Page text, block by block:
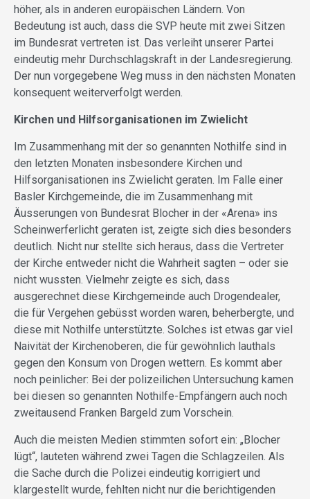
höher, als in anderen europäischen Ländern. Von
Bedeutung ist auch, dass die SVP heute mit zwei Sitzen
im Bundesrat vertreten ist. Das verleiht unserer Partei
eindeutig mehr Durchschlagskraft in der Landesregierung.
Der nun vorgegebene Weg muss in den nächsten Monaten
konsequent weiterverfolgt werden.
Kirchen und Hilfsorganisationen im Zwielicht
Im Zusammenhang mit der so genannten Nothilfe sind in
den letzten Monaten insbesondere Kirchen und
Hilfsorganisationen ins Zwielicht geraten. Im Falle einer
Basler Kirchgemeinde, die im Zusammenhang mit
Äusserungen von Bundesrat Blocher in der «Arena» ins
Scheinwerferlicht geraten ist, zeigte sich dies besonders
deutlich. Nicht nur stellte sich heraus, dass die Vertreter
der Kirche entweder nicht die Wahrheit sagten – oder sie
nicht wussten. Vielmehr zeigte es sich, dass
ausgerechnet diese Kirchgemeinde auch Drogendealer,
die für Vergehen gebüsst worden waren, beherbergte, und
diese mit Nothilfe unterstützte. Solches ist etwas gar viel
Naivität der Kirchenoberen, die für gewöhnlich lauthals
gegen den Konsum von Drogen wettern. Es kommt aber
noch peinlicher: Bei der polizeilichen Untersuchung kamen
bei diesen so genannten Nothilfe-Empfängern auch noch
zweitausend Franken Bargeld zum Vorschein.
Auch die meisten Medien stimmten sofort ein: „Blocher
lügt“, lauteten während zwei Tagen die Schlagzeilen. Als
die Sache durch die Polizei eindeutig korrigiert und
klargestellt wurde, fehlten nicht nur die berichtigenden